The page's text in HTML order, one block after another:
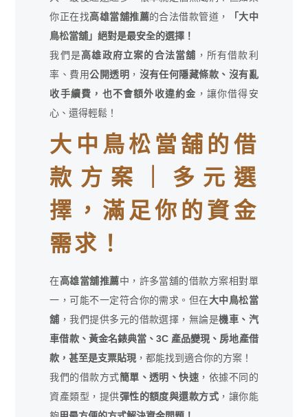
你正在找高雄當舖推薦的合法借款管道，
「大中
鳥松當舖」絕對是最安全的選擇！
我們是高雄政府立案的合法當舖 ，所有借款利
率、費用公開透明 ， 沒有任何隱藏條款、沒有亂
收手續費，也不會額外收違約金 ，讓你借得安
心、還得輕鬆！
大中鳥松當舖的借
款方案｜多元選
擇，滿足你的資金
需求！
在高雄當舖推薦中，許多當舖的借款方案相對單
一，可能不一定符合你的需求。但在大中鳥松當
舖 ，我們提供多元的借款選擇，無論是機車、汽
車借款、黃金名錶典當、3C 產品變現、房地產借
款，甚至是支票貼現 ，都能找到適合你的方案！
我們的借款方式簡單、透明、快速 ，依據不同的
資產類型，提供彈性的額度與還款方式 ，讓你能